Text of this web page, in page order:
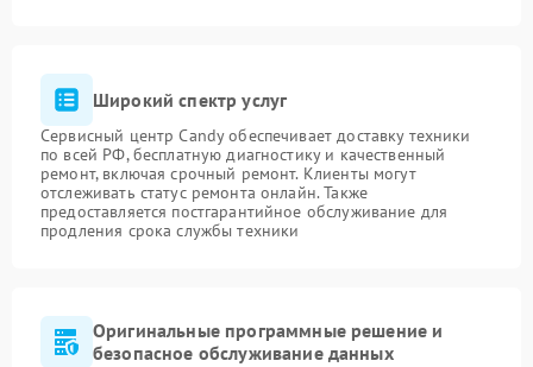
Широкий спектр услуг
Сервисный центр Candy обеспечивает доставку техники
по всей РФ, бесплатную диагностику и качественный
ремонт, включая срочный ремонт. Клиенты могут
отслеживать статус ремонта онлайн. Также
предоставляется постгарантийное обслуживание для
продления срока службы техники
Оригинальные программные решение и
безопасное обслуживание данных